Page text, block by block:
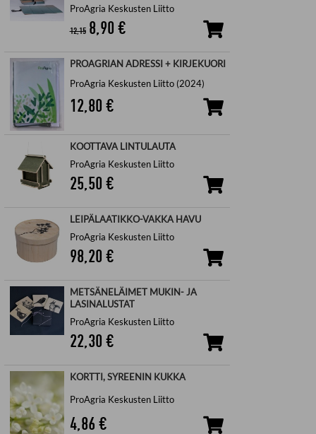
ProAgria Keskusten Liitto
12,15 8,90 €
PROAGRIAN ADRESSI + KIRJEKUORI
ProAgria Keskusten Liitto (2024)
12,80 €
KOOTTAVA LINTULAUTA
ProAgria Keskusten Liitto
25,50 €
LEIPÄLAATIKKO-VAKKA HAVU
ProAgria Keskusten Liitto
98,20 €
METSÄNELÄIMET MUKIN- JA
LASINALUSTAT
ProAgria Keskusten Liitto
22,30 €
KORTTI, SYREENIN KUKKA
ProAgria Keskusten Liitto
4,86 €